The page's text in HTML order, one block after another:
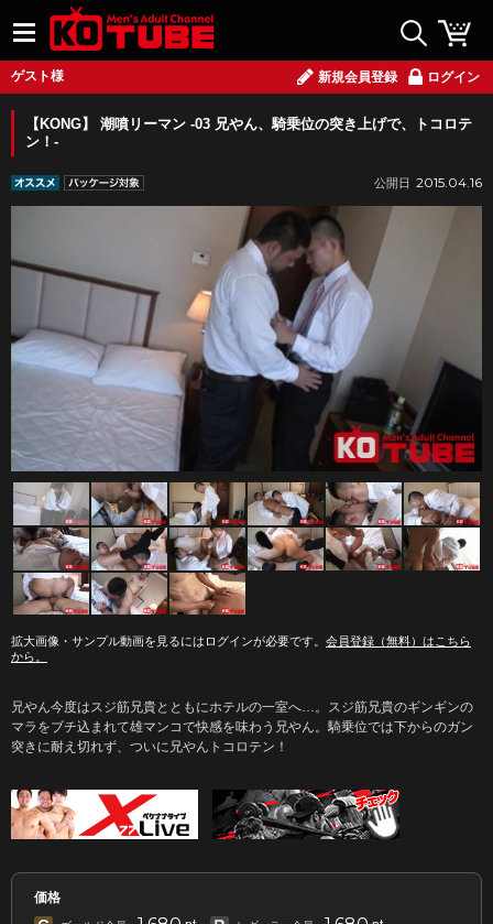
ゲスト様 新規会員登録 ログイン
【KONG】 潮噴リーマン -03 兄やん、騎乗位の突き上げで、トコロテ
ン！-
2015.04.16
拡大画像・サンプル動画を見るにはログインが必要です。 会員登録（無料）はこちら
から。
兄やん今度はスジ筋兄貴とともにホテルの一室へ…。スジ筋兄貴のギンギンの
マラをブチ込まれて雄マンコで快感を味わう兄やん。騎乗位では下からのガン
突きに耐え切れず、ついに兄やんトコロテン！
価格